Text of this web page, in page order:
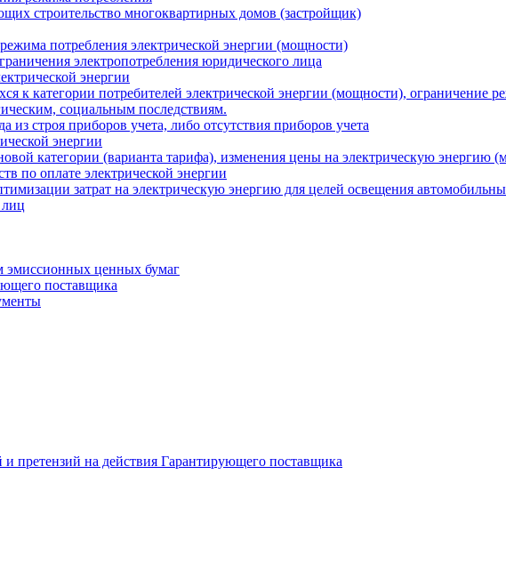
строительство многоквартирных домов (застройщик)
потребления электрической энергии (мощности)
электропотребления юридического лица
энергии
к категории потребителей электрической энергии (мощности), ограничение
социальным последствиям.
строя приборов учета, либо отсутствия приборов учета
энергии
категории (варианта тарифа), изменения цены на электрическую энергию
по оплате электрической энергии
затрат на электрическую энергию для целей освещения
эмиссионных ценных бумаг
поставщика
претензий на действия Гарантирующего поставщика